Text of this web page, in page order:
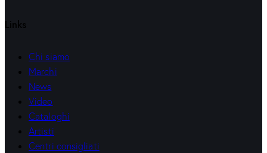
Links
Chi siamo
Marchi
News
Video
Cataloghi
Artisti
Centri consigliati